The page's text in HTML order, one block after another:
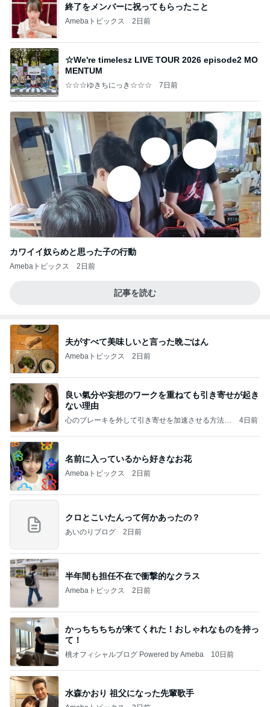
終了をメンバーに祝ってもらったこと
Amebaトピックス 2日前
☆We're timelesz LIVE TOUR 2026 episode2 MO
MENTUM
☆☆☆ゆきちにっき☆☆☆ 7日前
カワイイ奴らめと思った子の行動
Amebaトピックス 2日前
記事を読む
夫がすべて美味しいと言った晩ごはん
Amebaトピックス 2日前
良い氣分や妄想のワークを重ねても引き寄せが起き
ない理由
心のブレーキを外して引き寄せを加速させる方法：
4日前
名前に入っているから好きなお花
Amebaトピックス 2日前
クロとこいたんって何かあったの？
あいのりブログ 2日前
半年間も担任不在で衝撃的なクラス
Amebaトピックス 2日前
かっちちちちが来てくれた！おしゃれなものを持っ
て！
桃オフィシャルブログ Powered by Ameba 10日前
水森かおり 祖父になった先輩歌手